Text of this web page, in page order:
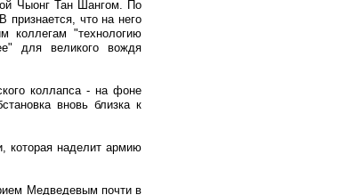
Чыонг Тан Шангом. По
что на него
коллегам "технологию
для великого вождя
коллапса - на фоне
вновь близка к
которая наделит армию
Медведевым почти в